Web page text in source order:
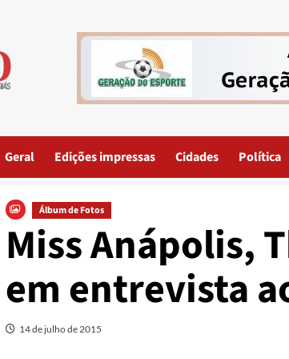
Geral Edições impressas Cidades Política
Álbum de Fotos
Miss Anápolis,
em entrevista
14 de julho de 2015